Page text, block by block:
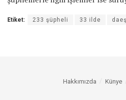
Etiket: 233 şüpheli 33 ilde
Hakkımızda Künye